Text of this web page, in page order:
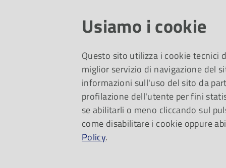
lunedì 27
Un viaggio da Van
Rimmel di
per i più piccoli,
Usiamo i cookie
Questo sito utilizza i cookie tecnici
miglior servizio di navigazione del
informazioni sull'uso del sito da
profilazione dell'utente per fini
se abilitarli o meno cliccando sul
come disabilitare i cookie oppure
Policy.